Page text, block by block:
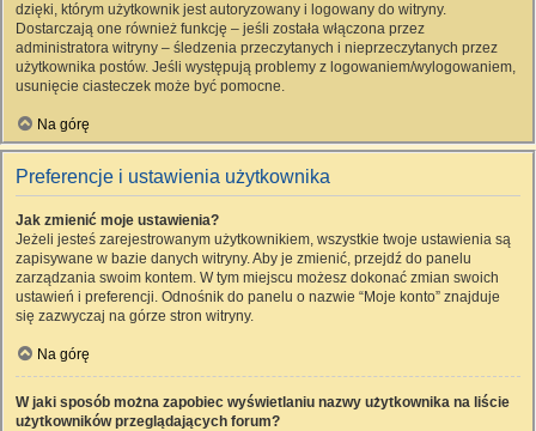
dzięki, którym użytkownik jest autoryzowany i logowany do witryny.
Dostarczają one również funkcję – jeśli została włączona przez
administratora witryny – śledzenia przeczytanych i nieprzeczytanych przez
użytkownika postów. Jeśli występują problemy z logowaniem/wylogowaniem,
usunięcie ciasteczek może być pomocne.
Na górę
Preferencje i ustawienia użytkownika
Jak zmienić moje ustawienia?
Jeżeli jesteś zarejestrowanym użytkownikiem, wszystkie twoje ustawienia są
zapisywane w bazie danych witryny. Aby je zmienić, przejdź do panelu
zarządzania swoim kontem. W tym miejscu możesz dokonać zmian swoich
ustawień i preferencji. Odnośnik do panelu o nazwie “Moje konto” znajduje
się zazwyczaj na górze stron witryny.
Na górę
W jaki sposób można zapobiec wyświetlaniu nazwy użytkownika na liście
użytkowników przeglądających forum?